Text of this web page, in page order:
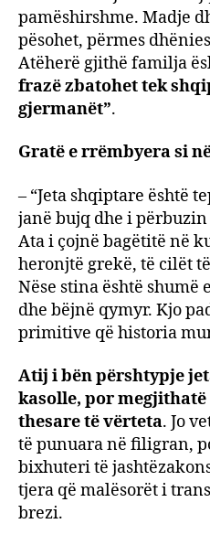
pamëshirshme. Madje
pësohet, përmes
Atëherë gjithë familja
frazë zbatohet tek
gjermanët”.
Gratë e rrëmbyera si
– “Jeta shqiptare është
janë bujq dhe i
Ata i çojnë bagëtitë në
heronjtë grekë, të cilët
Nëse stina është shumë
dhe bëjnë qymyr. Kjo
primitive që historia
Atij i bën përshtypje
kasolle, por
thesare të vërteta. Jo
të punuara në filigran,
bixhuteri të
tjera që malësorët i
brezi.